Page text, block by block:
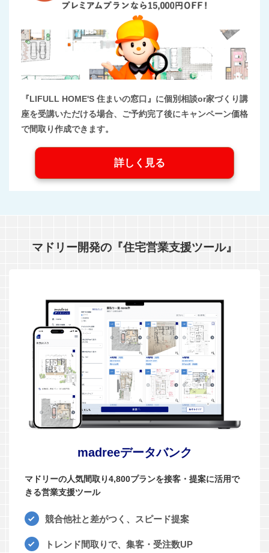
『LIFULL HOME'S 住まいの窓口』に個別相談or家づくり講
座を受講いただける場合、ご予約完了後にキャンペーン価格
で間取り作成できます。
詳しく見る
マドリー開発の『住宅営業支援ツール』
madreeデータバンク
マドリーの人気間取り4,800プランを接客・提案に活用で
きる営業支援ツール
競合他社と差がつく、スピード提案
トレンド間取りで、集客・受注数UP